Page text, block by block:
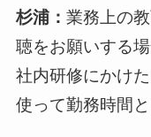
杉浦： 業務上の
聴をお願いする
社内研修にかけ
使って勤務時間